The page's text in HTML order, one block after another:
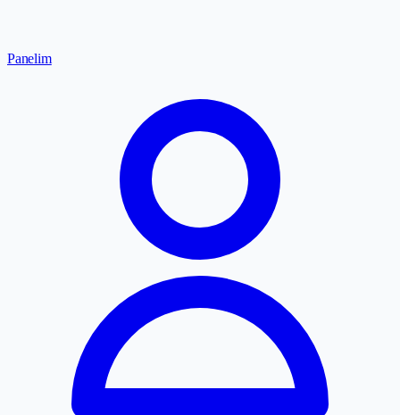
Panelim